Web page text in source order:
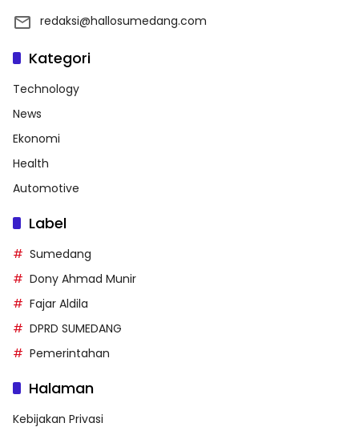
redaksi@hallosumedang.com
Kategori
Technology
News
Ekonomi
Health
Automotive
Label
Sumedang
Dony Ahmad Munir
Fajar Aldila
DPRD SUMEDANG
Pemerintahan
Halaman
Kebijakan Privasi